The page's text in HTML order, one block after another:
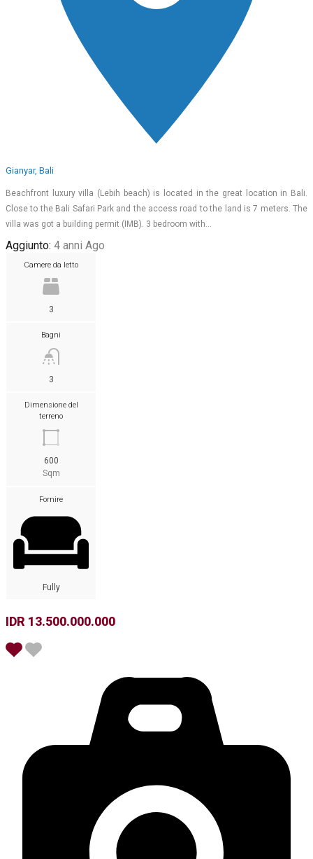
Gianyar, Bali
Beachfront luxury villa (Lebih beach) is located in the great location in Bali.
Close to the Bali Safari Park and the access road to the land is 7 meters. The
villa was got a building permit (IMB). 3 bedroom with…
Aggiunto: 4 anni Ago
Camere da letto
3
Bagni
3
Dimensione del
terreno
600
Sqm
Fornire
Fully
IDR 13.500.000.000